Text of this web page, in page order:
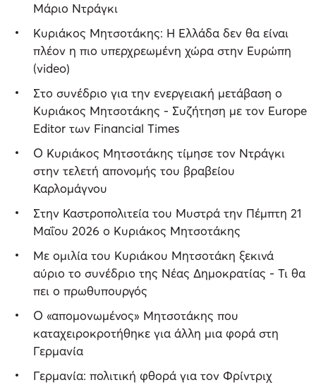
Μάριο Ντράγκι
Κυριάκος Μητσοτάκης: Η Ελλάδα δεν θα είναι
πλέον η πιο υπερχρεωμένη χώρα στην Ευρώπη
(video)
Στο συνέδριο για την ενεργειακή μετάβαση ο
Κυριάκος Μητσοτάκης - Συζήτηση με τον Europe
Editor των Financial Times
Ο Κυριάκος Μητσοτάκης τίμησε τον Ντράγκι
στην τελετή απονομής του βραβείου
Καρλομάγνου
Στην Καστροπολιτεία του Μυστρά την Πέμπτη 21
Μαΐου 2026 ο Κυριάκος Μητσοτάκης
Με ομιλία του Κυριάκου Μητσοτάκη ξεκινά
αύριο το συνέδριο της Νέας Δημοκρατίας - Τι θα
πει ο πρωθυπουργός
Ο «απομονωμένος» Μητσοτάκης που
καταχειροκροτήθηκε για άλλη μια φορά στη
Γερμανία
Γερμανία: πολιτική φθορά για τον Φρίντριχ